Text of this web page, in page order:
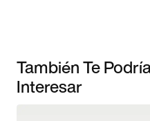
También Te
Interesar